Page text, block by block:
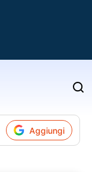
Aggiungi